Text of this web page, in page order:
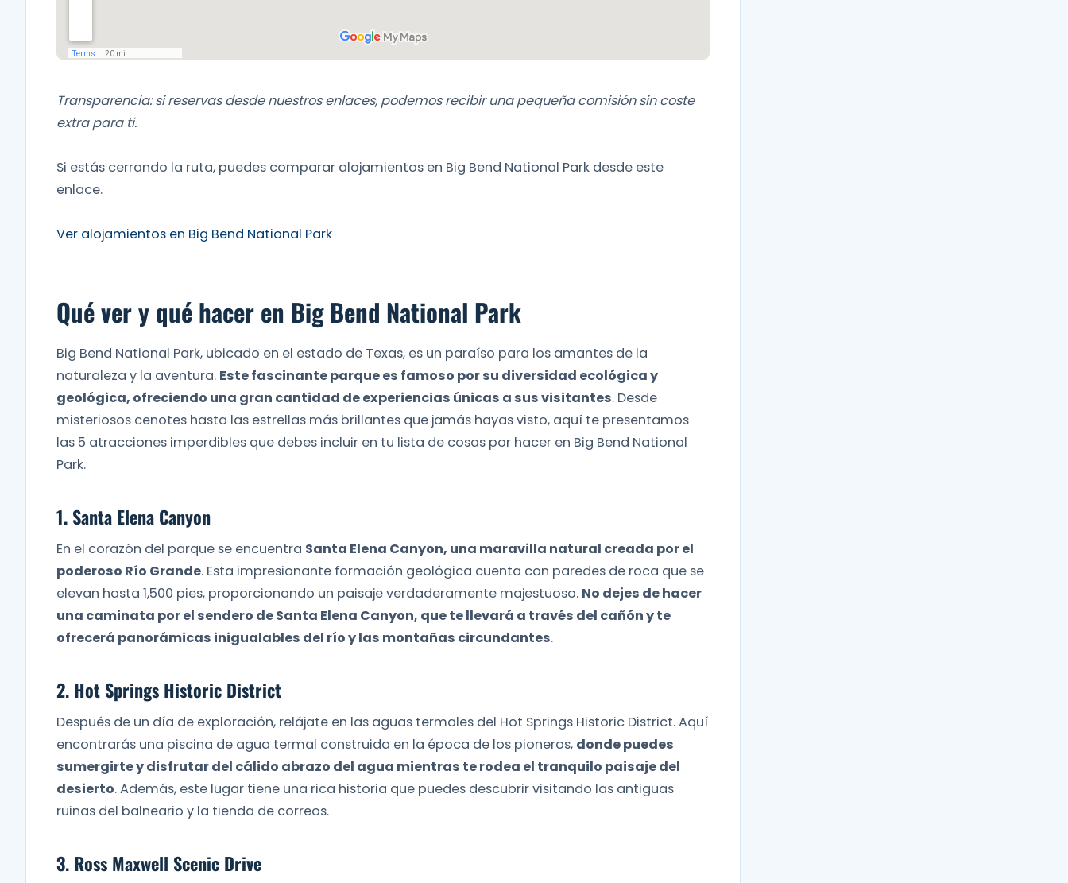
Transparencia: si reservas desde nuestros enlaces, podemos recibir una pequeña comisión sin coste
extra para ti.
Si estás cerrando la ruta, puedes comparar alojamientos en Big Bend National Park desde este
enlace.
Ver alojamientos en Big Bend National Park
Qué ver y qué hacer en Big Bend National Park
Big Bend National Park, ubicado en el estado de Texas, es un paraíso para los amantes de la
naturaleza y la aventura. Este fascinante parque es famoso por su diversidad ecológica y
geológica, ofreciendo una gran cantidad de experiencias únicas a sus visitantes. Desde
misteriosos cenotes hasta las estrellas más brillantes que jamás hayas visto, aquí te presentamos
las 5 atracciones imperdibles que debes incluir en tu lista de cosas por hacer en Big Bend National
Park.
1. Santa Elena Canyon
En el corazón del parque se encuentra Santa Elena Canyon, una maravilla natural creada por el
poderoso Río Grande. Esta impresionante formación geológica cuenta con paredes de roca que se
elevan hasta 1,500 pies, proporcionando un paisaje verdaderamente majestuoso. No dejes de hacer
una caminata por el sendero de Santa Elena Canyon, que te llevará a través del cañón y te
ofrecerá panorámicas inigualables del río y las montañas circundantes.
2. Hot Springs Historic District
Después de un día de exploración, relájate en las aguas termales del Hot Springs Historic District. Aquí
encontrarás una piscina de agua termal construida en la época de los pioneros, donde puedes
sumergirte y disfrutar del cálido abrazo del agua mientras te rodea el tranquilo paisaje del
desierto. Además, este lugar tiene una rica historia que puedes descubrir visitando las antiguas
ruinas del balneario y la tienda de correos.
3. Ross Maxwell Scenic Drive